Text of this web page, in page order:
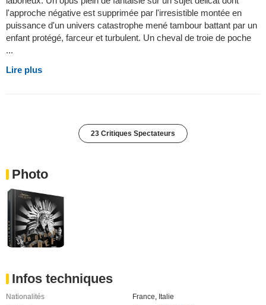
l'approche négative est supprimée par l'irresistible montée en
puissance d'un univers catastrophe mené tambour battant par un
enfant protégé, farceur et turbulent. Un cheval de troie de poche
...
Lire plus
23 Critiques Spectateurs
Photo
Infos techniques
Nationalités France Italie